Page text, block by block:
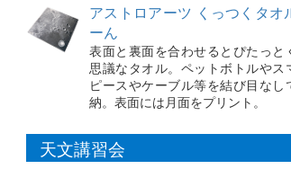
アストロアーツ くっつくタオ
ーん
表面と裏面を合わせるとぴたっと
思議なタオル。ペットボトルやス
ピースやケーブル等を結び目なし
納。表面には月面をプリント。
天文講習会